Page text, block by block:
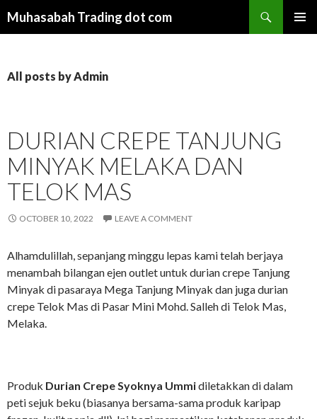
Muhasabah Trading dot com
All posts by Admin
DURIAN CREPE TANJUNG
MINYAK MELAKA DAN
TELOK MAS
OCTOBER 10, 2022 LEAVE A COMMENT
Alhamdulillah, sepanjang minggu lepas kami telah berjaya
menambah bilangan ejen outlet untuk durian crepe Tanjung
Minyak di pasaraya Mega Tanjung Minyak dan juga durian
crepe Telok Mas di Pasar Mini Mohd. Salleh di Telok Mas,
Melaka.
Produk Durian Crepe Syoknya Ummidiletakkan di dalam
peti sejuk beku (biasanya bersama-sama produk karipap